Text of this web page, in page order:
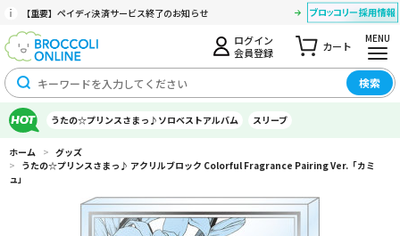
【重要】ペイディ決済サービス終了のお知らせ
ログイン
会員登録
カート
MENU
検索
うたの☆プリンスさまっ♪ソロベストアルバム スリーブ
ホーム > グッズ
> うたの☆プリンスさまっ♪ アクリルブロック Colorful Fragrance Pairing Ver.「カミ
ュ」